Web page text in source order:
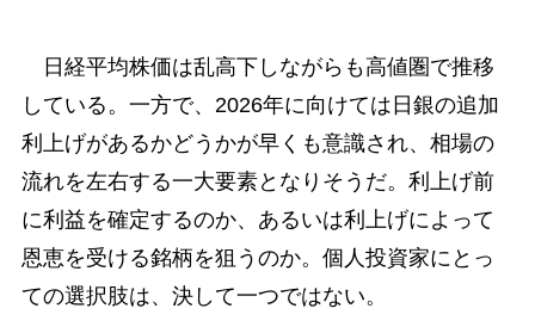
日経平均株価は乱高下しながらも高値圏で推移
している。一方で、2026年に向けては日銀の追加
利上げがあるかどうかが早くも意識され、相場の
流れを左右する一大要素となりそうだ。利上げ前
に利益を確定するのか、あるいは利上げによって
恩恵を受ける銘柄を狙うのか。個人投資家にとっ
ての選択肢は、決して一つではない。